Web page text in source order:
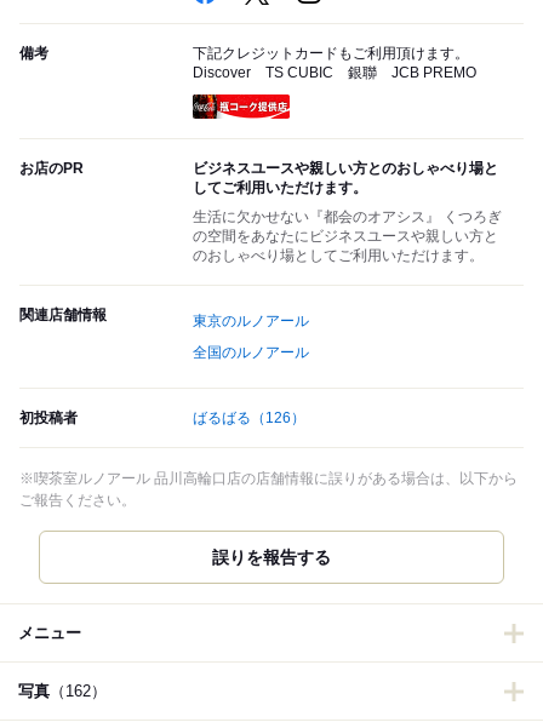
備考
下記クレジットカードもご利用頂けます。
Discover TS CUBIC 銀聯 JCB PREMO
お店のPR
ビジネスユースや親しい方とのおしゃべり場と
してご利用いただけます。
生活に欠かせない『都会のオアシス』 くつろぎ
の空間をあなたにビジネスユースや親しい方と
のおしゃべり場としてご利用いただけます。
関連店舗情報
東京のルノアール
全国のルノアール
初投稿者 ばるばる （126）
※喫茶室ルノアール 品川高輪口店の店舗情報に誤りがある場合は、以下から
ご報告ください。
誤りを報告する
メニュー
写真 （162）